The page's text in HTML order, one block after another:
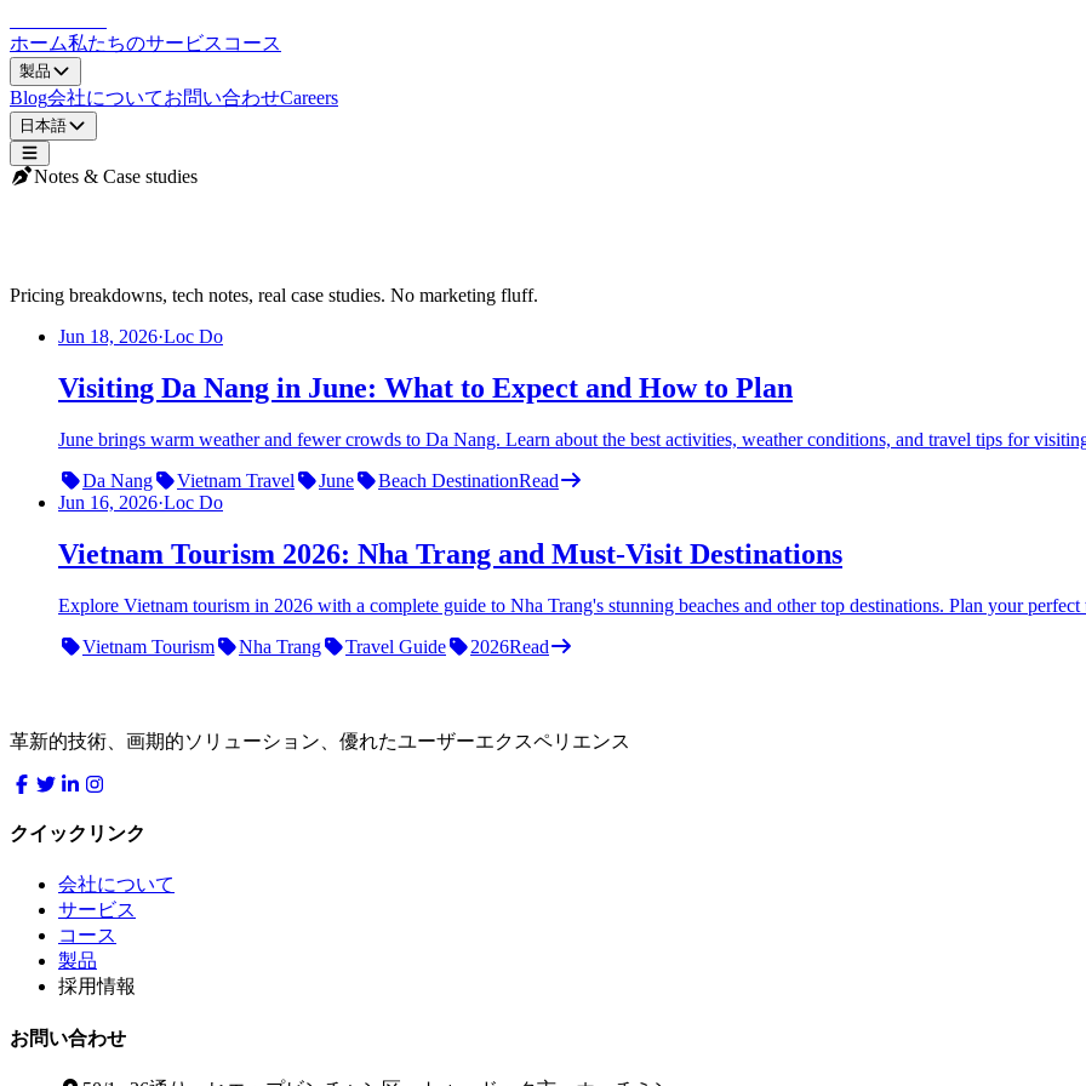
ホーム私たちのサービス コース
製品
Blog会社についてお問い合わせCareers
日本語
Notes & Case studies
Pricing breakdowns, tech notes, real case studies. No marketing fluff.
Jun 18, 2026·Loc Do
Visiting Da Nang in June: What to Expect and How to Plan
June brings warm weather and fewer crowds to Da Nang. Learn about the best activities, weather conditions, and travel tips for
Da Nang
Vietnam Travel June Beach DestinationRead
Jun 16, 2026·Loc Do
Vietnam Tourism 2026: Nha Trang and Must-Visit Destinations
Explore Vietnam tourism in 2026 with a complete guide to Nha Trang's stunning beaches and other top destinations. Plan your
Vietnam Tourism
Nha Trang Travel Guide 2026Read
革新的技術、画期的ソリューション、優れたユーザーエクスペリエンス
クイックリンク
会社について
サービス
コース
製品
採用情報
お問い合わせ